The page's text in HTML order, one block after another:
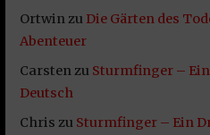
Ortwinzu Die Gärten des
Abenteuer
Carstenzu Sturmfinger – Ein
Deutsch
Chris zu Sturmfinger – Ein